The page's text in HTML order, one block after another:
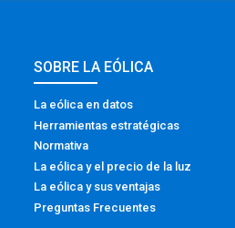
SOBRE LA EÓLICA
La eólica en datos
Herramientas estratégicas
Normativa
La eólica y el precio de la luz
La eólica y sus ventajas
Preguntas Frecuentes